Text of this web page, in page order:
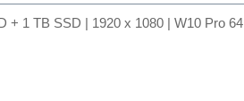
+ 1 TB SSD | 1920 x 1080 | W10 Pro 64